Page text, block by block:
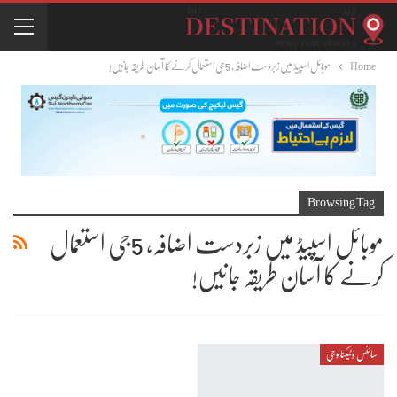
Home موبائل اسپیڈ میں زبردست اضافہ، 5جی استعمال کرنے کا آسان طریقہ جانیں!
Browsing Tag
موبائل اسپیڈ میں زبردست اضافہ، 5جی استعمال
کرنے کا آسان طریقہ جانیں!
سائنس وٹیکنالوجی